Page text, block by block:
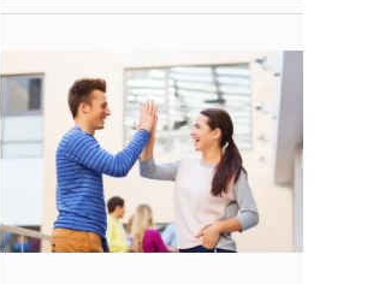
-- Люблю давать советы и очень не люблю,
когда их дают мне.